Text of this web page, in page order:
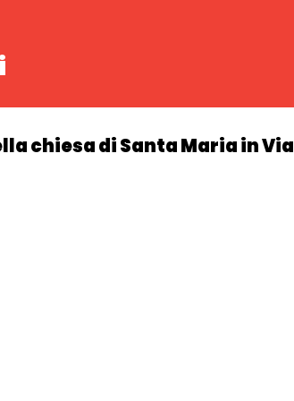
chiesa di Santa Maria in Via